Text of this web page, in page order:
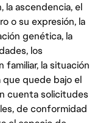
la ascendencia, el
o su expresión, la
genética, la
los
familiar, la situación
quede bajo el
cuenta solicitudes
de conformidad